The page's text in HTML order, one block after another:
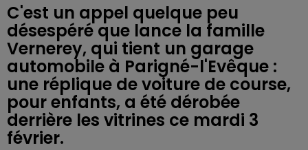
C'est un appel quelque peu
désespéré que lance la famille
Vernerey, qui tient un garage
automobile à Parigné-l'Evêque :
une réplique de voiture de course,
pour enfants, a été dérobée
derrière les vitrines ce mardi 3
février.